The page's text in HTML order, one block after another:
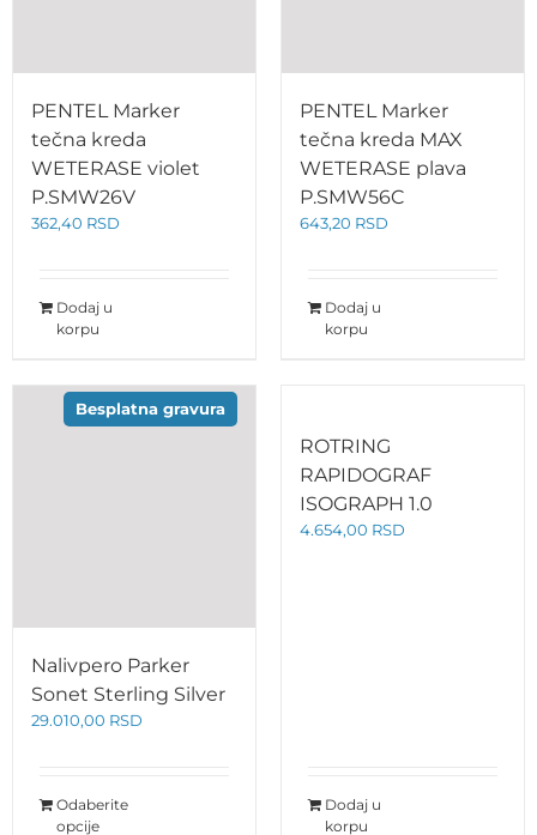
PENTEL Marker
tečna kreda
WETERASE violet
P.SMW26V
362,40 RSD
Dodaj u
korpu
PENTEL Marker
tečna kreda MAX
WETERASE plava
P.SMW56C
643,20 RSD
Dodaj u
korpu
Besplatna gravura
Nalivpero Parker
Sonet Sterling Silver
29.010,00 RSD
Odaberite
opcije
ROTRING
RAPIDOGRAF
ISOGRAPH 1.0
4.654,00 RSD
Dodaj u
korpu